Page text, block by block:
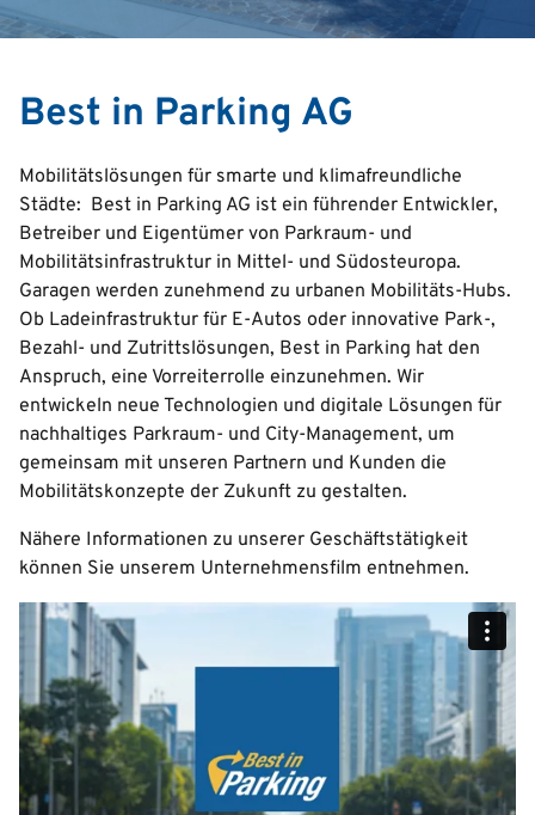
English
Italian
Deutsch
Croatian
Serbian
Best in Parking AG
Mobilitätslösungen für smarte und klimafreundliche
Städte: Best in Parking AG ist ein führender Entwickler,
Betreiber und Eigentümer von Parkraum- und
Mobilitätsinfrastruktur in Mittel- und Südosteuropa.
Garagen werden zunehmend zu urbanen Mobilitäts-Hubs.
Ob Ladeinfrastruktur für E-Autos oder innovative Park-,
Bezahl- und Zutrittslösungen, Best in Parking hat den
Anspruch, eine Vorreiterrolle einzunehmen. Wir
entwickeln neue Technologien und digitale Lösungen für
nachhaltiges Parkraum- und City-Management, um
gemeinsam mit unseren Partnern und Kunden die
Mobilitätskonzepte der Zukunft zu gestalten.
Nähere Informationen zu unserer Geschäftstätigkeit
können Sie unserem Unternehmensfilm entnehmen.